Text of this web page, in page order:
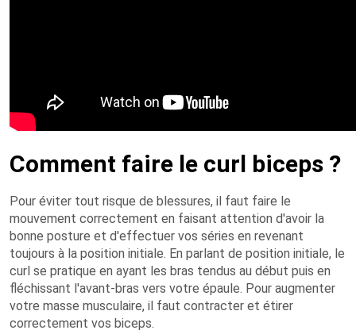
Comment faire le curl biceps ?
Pour éviter tout risque de blessures, il faut faire le
mouvement correctement en faisant attention d'avoir la
bonne posture et d'effectuer vos séries en revenant
toujours à la position initiale. En parlant de position initiale, le
curl se pratique en ayant les bras tendus au début puis en
fléchissant l'avant-bras vers votre épaule. Pour augmenter
votre masse musculaire, il faut contracter et étirer
correctement vos biceps.